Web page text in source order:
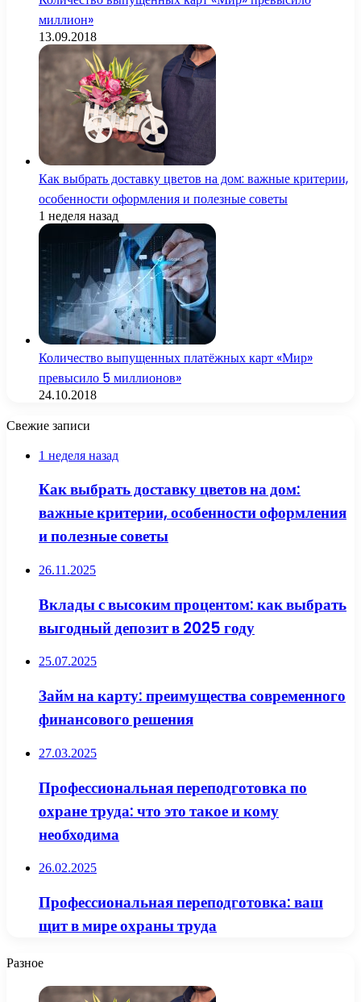
миллион»
13.09.2018
Как выбрать доставку цветов на дом: важные критерии,
особенности оформления и полезные советы
1 неделя назад
Количество выпущенных платёжных карт «Мир»
превысило 5 миллионов»
24.10.2018
Свежие записи
1 неделя назад
Как выбрать доставку цветов на дом:
важные критерии, особенности оформления
и полезные советы
26.11.2025
Вклады с высоким процентом: как выбрать
выгодный депозит в 2025 году
25.07.2025
Займ на карту: преимущества современного
финансового решения
27.03.2025
Профессиональная переподготовка по
охране труда: что это такое и кому
необходима
26.02.2025
Профессиональная переподготовка: ваш
щит в мире охраны труда
Разное